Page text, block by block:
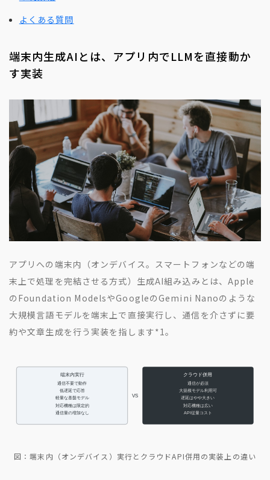
よくある質問
端末内生成AIとは、アプリ内でLLMを直接動か
す実装
アプリへの端末内（オンデバイス。スマートフォンなどの端
末上で処理を完結させる方式）生成AI組み込みとは、Apple
のFoundation ModelsやGoogleのGemini Nanoのような
大規模言語モデルを端末上で直接実行し、通信を介さずに要
約や文章生成を行う実装を指します*1。
図：端末内（オンデバイス）実行とクラウドAPI併用の実装上の違い